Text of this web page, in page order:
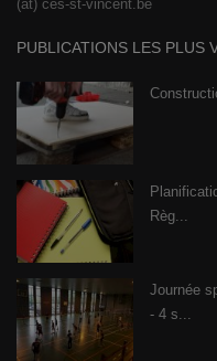
(at) ces-st-vincent.be
PUBLICATIONS LES PLUS
Règ...
Journée
- 4 s...